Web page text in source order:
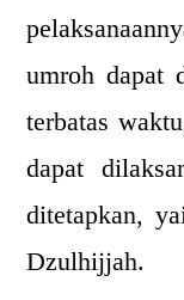
umroh dapat
terbatas
dapat
ditetapkan,
Dzulhijjah.